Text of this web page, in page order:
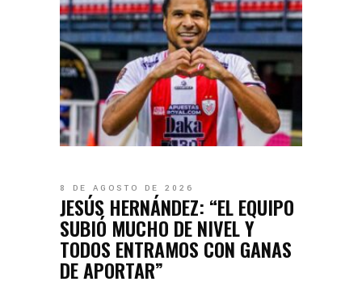
8 DE AGOSTO DE 2026
JESÚS HERNÁNDEZ: “EL EQUIPO
SUBIÓ MUCHO DE NIVEL Y
TODOS ENTRAMOS CON GANAS
DE APORTAR”